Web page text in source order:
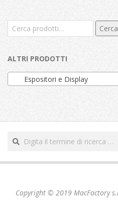
Cerca: Cerca
ALTRI PRODOTTI
Espositori e Display
Copyright © 2019 MacFactory